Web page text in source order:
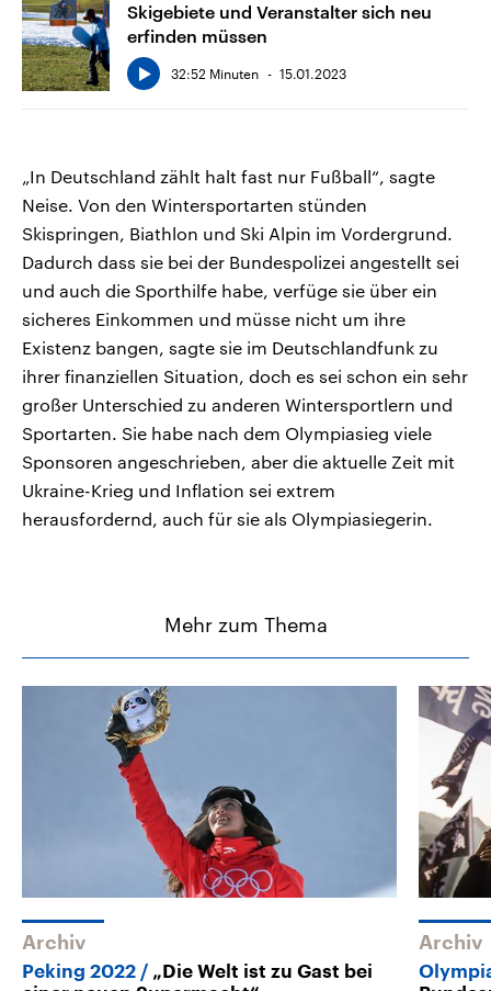
Skigebiete und Veranstalter sich neu
erfinden müssen
32:52 Minuten 15.01.2023
„In Deutschland zählt halt fast nur Fußball“, sagte
Neise. Von den Wintersportarten stünden
Skispringen, Biathlon und Ski Alpin im Vordergrund.
Dadurch dass sie bei der Bundespolizei angestellt sei
und auch die Sporthilfe habe, verfüge sie über ein
sicheres Einkommen und müsse nicht um ihre
Existenz bangen, sagte sie im Deutschlandfunk zu
ihrer finanziellen Situation, doch es sei schon ein sehr
großer Unterschied zu anderen Wintersportlern und
Sportarten. Sie habe nach dem Olympiasieg viele
Sponsoren angeschrieben, aber die aktuelle Zeit mit
Ukraine-Krieg und Inflation sei extrem
herausfordernd, auch für sie als Olympiasiegerin.
Mehr zum Thema
Archiv
Peking 2022
„Die Welt ist zu Gast bei
Archiv